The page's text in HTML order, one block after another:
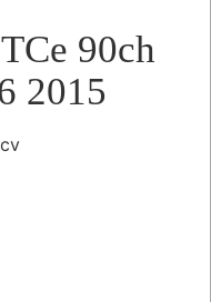
90ch
2015